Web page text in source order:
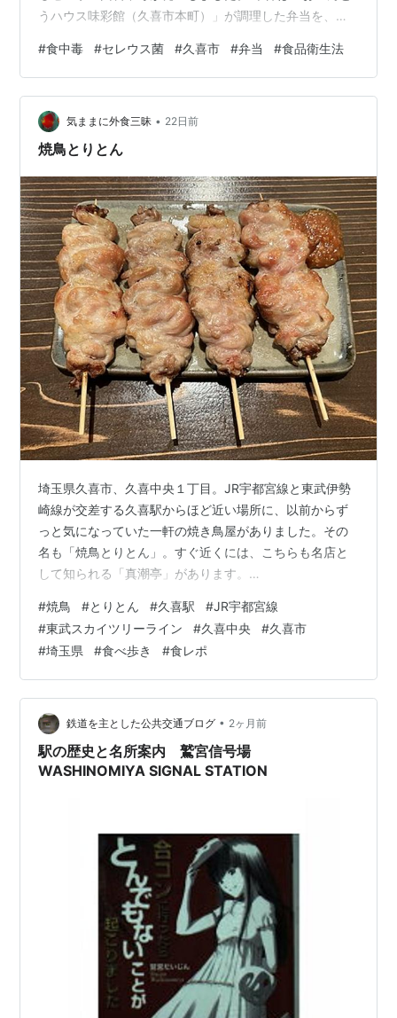
うハウス味彩館（久喜市本町）」が調理した弁当を、県
ち24名が体調不良を呈した集団食中毒事例です。 幸手保
健所は、患者便および保存検食からセレウス菌を検出し
たことから食中毒と断定し、営業者である株式会社鮮や
か食品に対して2026年7月23日付で営業停止3日間の行
政処分を行いました。 結論：埼玉県久喜市の「おべんと
#食中毒 #セレウス菌 #久喜市 #弁当 #食品衛生法
気ままに外食三昧 • 22日前
焼鳥とりとん
埼玉県久喜市、久喜中央１丁目。JR宇都宮線と東武伊勢
崎線が交差する久喜駅からほど近い場所に、以前からず
っと気になっていた一軒の焼き鳥屋がありました。その
名も「焼鳥とりとん」。すぐ近くには、こちらも名店と
して知られる「真潮亭」があります。
日は久喜での宿泊を予定しており、一日の疲れを癒やす
ために指圧マッサージを受けてから、夕食がてら「焼鳥
とりとん」へ向かうことに。しかし、運悪く外は激しい
ゲリラ豪雨。傘を差しているのにもかかわらず、容赦な
い雨に足元やズボンはびしょ濡れになってしまいまし
た。 なんとかお店にたどり着くと、店頭…
#焼鳥 #とりとん #久喜駅 #JR宇都宮線
#東武スカイツリーライン #久喜中央 #久喜市
#埼玉県 #食べ歩き #食レポ
鉄道を主とした公共交通ブログ • 2ヶ月前
駅の歴史と名所案内 鷲宮信号場
WASHINOMIYA SIGNAL STATION